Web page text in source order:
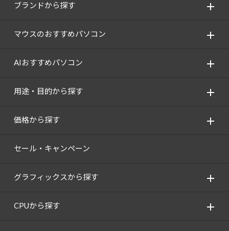
ブランドから探す
マウスのおすすめパソコン
AIおすすめパソコン
用途・目的から探す
価格から探す
セール・キャンペーン
グラフィックスから探す
CPUから探す